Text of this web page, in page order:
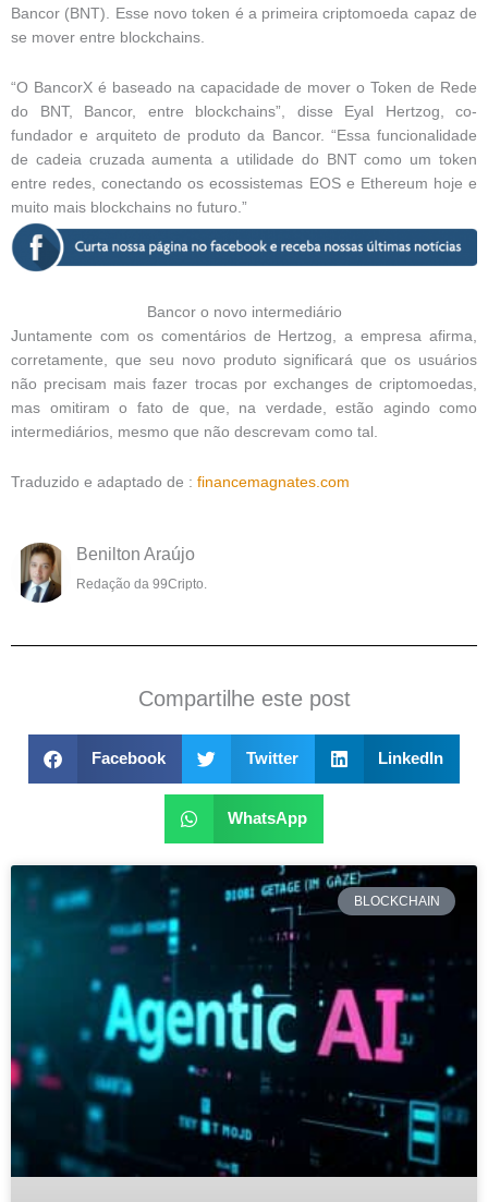
Bancor (BNT). Esse novo token é a primeira criptomoeda capaz de
se mover entre blockchains.
“O BancorX é baseado na capacidade de mover o Token de Rede
do BNT, Bancor, entre blockchains”, disse Eyal Hertzog, co-
fundador e arquiteto de produto da Bancor. “Essa funcionalidade
de cadeia cruzada aumenta a utilidade do BNT como um token
entre redes, conectando os ecossistemas EOS e Ethereum hoje e
muito mais blockchains no futuro.”
Bancor o novo intermediário
Juntamente com os comentários de Hertzog, a empresa afirma,
corretamente, que seu novo produto significará que os usuários
não precisam mais fazer trocas por exchanges de criptomoedas,
mas omitiram o fato de que, na verdade, estão agindo como
intermediários, mesmo que não descrevam como tal.
Traduzido e adaptado de : financemagnates.com
Benilton Araújo
Redação da 99Cripto.
Compartilhe este post
Facebook Twitter LinkedIn
WhatsApp
BLOCKCHAIN